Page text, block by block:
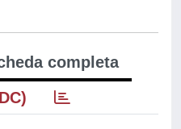
completa